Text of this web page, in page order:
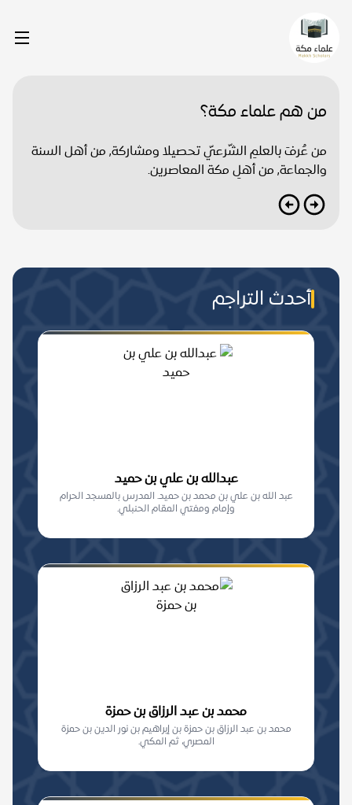
من هم علماء مكة؟
من عُرفَ بالعلمِ الشّرعيّ تحصيلا ومشاركة, من أهل السنة
والجماعة, من أهلِ مكة المعاصرين.
أحدث التراجم
عبدالله بن علي بن حميد
عبد الله بن علي بن محمد بن حميد. المدرس بالمسجد الحرام
وإمام ومفتي المقام الحنبلي.
محمد بن عبد الرزاق بن حمزة
محمد بن عبد الرزاق بن حمزة بن إبراهيم بن نور الدين بن حمزة
المصري، ثم المكي.